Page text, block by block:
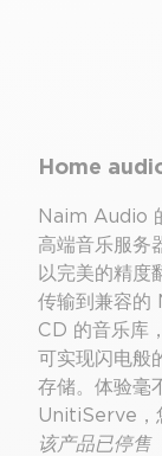
Home
Naim Audio
高端音乐服务
以完美的精度
传输到兼容的
CD 的音乐库
可实现闪电般
存储。体验毫
UnitiServe，
该产品已停售